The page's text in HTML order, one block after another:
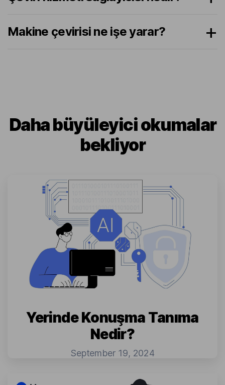
Makine çevirisi ne işe yarar?
Daha büyüleyici okumalar
bekliyor
Yerinde Konuşma Tanıma
Nedir?
September 19, 2024